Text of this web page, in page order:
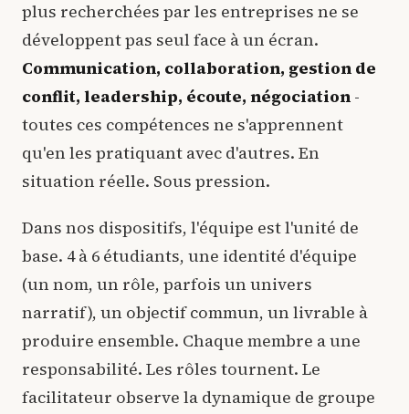
plus recherchées par les entreprises ne se
développent pas seul face à un écran.
Communication, collaboration, gestion de
conflit, leadership, écoute, négociation -
toutes ces compétences ne s'apprennent
qu'en les pratiquant avec d'autres. En
situation réelle. Sous pression.
Dans nos dispositifs, l'équipe est l'unité de
base. 4 à 6 étudiants, une identité d'équipe
(un nom, un rôle, parfois un univers
narratif), un objectif commun, un livrable à
produire ensemble. Chaque membre a une
responsabilité. Les rôles tournent. Le
facilitateur observe la dynamique de groupe